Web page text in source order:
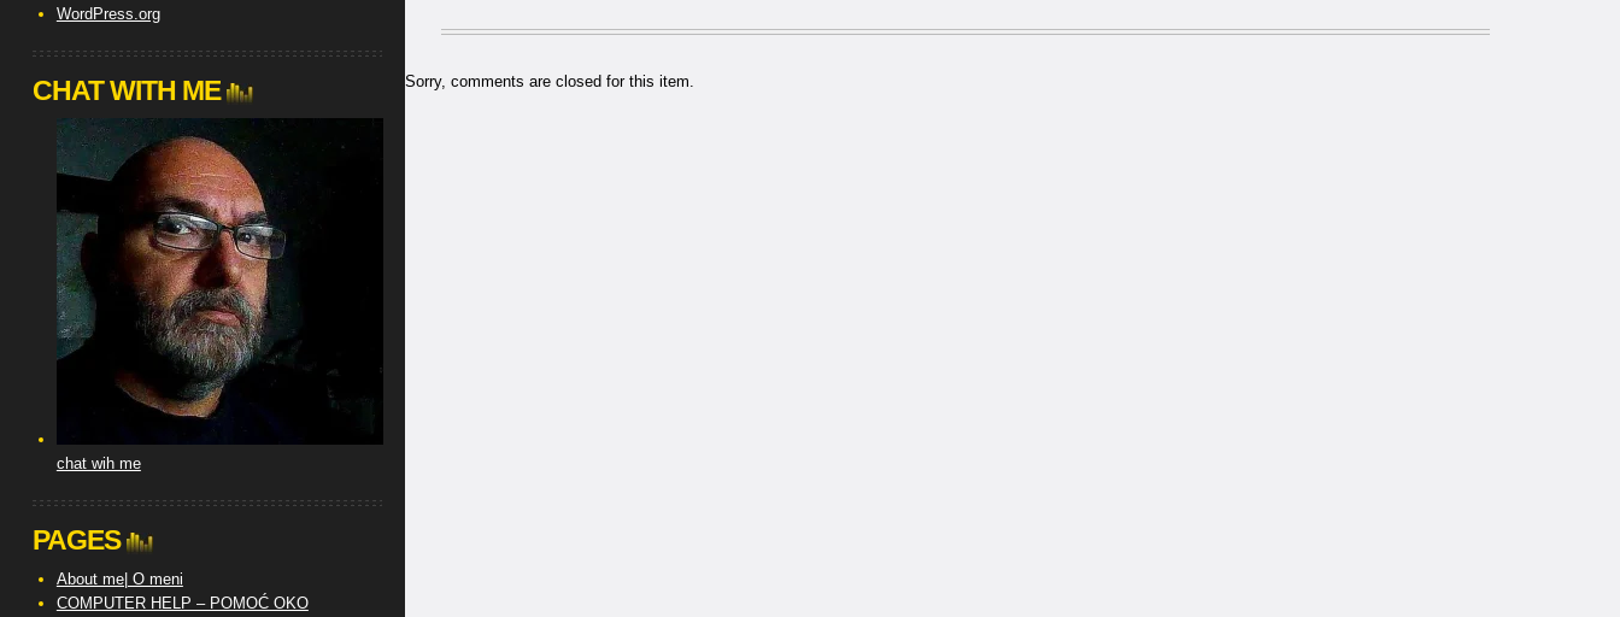
Sorry, comments are closed for this item.
WordPress.org
CHAT WITH ME
chat wih me
PAGES
About me| O meni
COMPUTER HELP – POMOĆ OKO